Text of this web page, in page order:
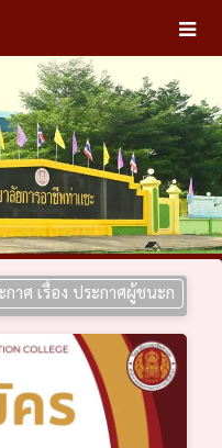
เรื่อง ประกาศผู้ชนะการเสนอร